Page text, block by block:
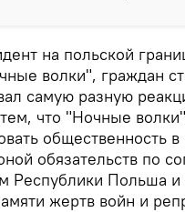
на польской
волки", граждан
самую разную
что "Ночные
общественность
обязательств по
Республики Польша
жертв войн и